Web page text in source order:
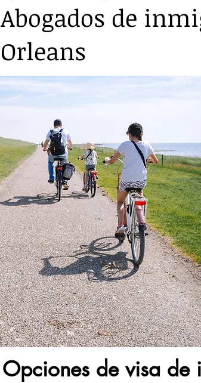
Abogados de
Orleans
Opciones de visa